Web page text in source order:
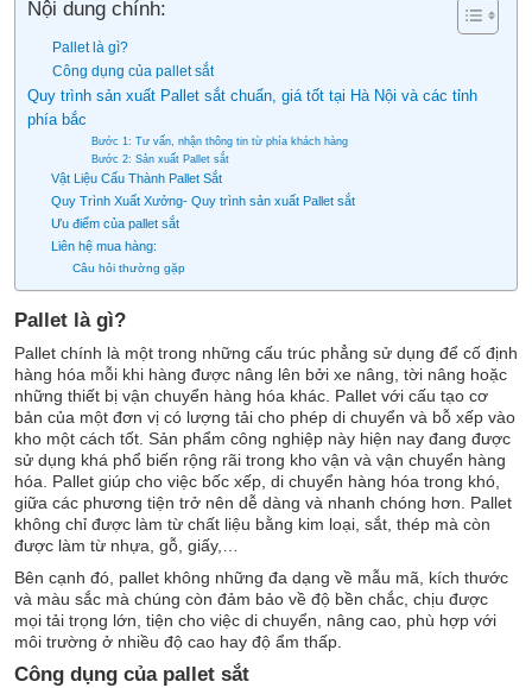
Nội dung chính:
Pallet là gì?
Công dụng của pallet sắt
Quy trình sản xuất Pallet sắt chuẩn, giá tốt tại Hà Nội và các tỉnh
phía bắc
Bước 1: Tư vấn, nhận thông tin từ phía khách hàng
Bước 2: Sản xuất Pallet sắt
Vật Liệu Cấu Thành Pallet Sắt
Quy Trình Xuất Xưởng- Quy trình sản xuất Pallet sắt
Ưu điểm của pallet sắt
Liên hệ mua hàng:
Câu hỏi thường gặp
Pallet là gì?
Pallet chính là một trong những cấu trúc phẳng sử dụng để cố định
hàng hóa mỗi khi hàng được nâng lên bởi xe nâng, tời nâng hoặc
những thiết bị vận chuyển hàng hóa khác. Pallet với cấu tạo cơ
bản của một đơn vị có lượng tải cho phép di chuyển và bỗ xếp vào
kho một cách tốt. Sản phẩm công nghiệp này hiện nay đang được
sử dụng khá phổ biến rộng rãi trong kho vận và vận chuyển hàng
hóa. Pallet giúp cho việc bốc xếp, di chuyển hàng hóa trong khó,
giữa các phương tiện trở nên dễ dàng và nhanh chóng hơn. Pallet
không chỉ được làm từ chất liệu bằng kim loại, sắt, thép mà còn
được làm từ nhựa, gỗ, giấy,…
Bên cạnh đó, pallet không những đa dạng về mẫu mã, kích thước
và màu sắc mà chúng còn đảm bảo về độ bền chắc, chịu được
mọi tải trọng lớn, tiện cho việc di chuyển, nâng cao, phù hợp với
môi trường ở nhiều độ cao hay độ ẩm thấp.
Công dụng của pallet sắt